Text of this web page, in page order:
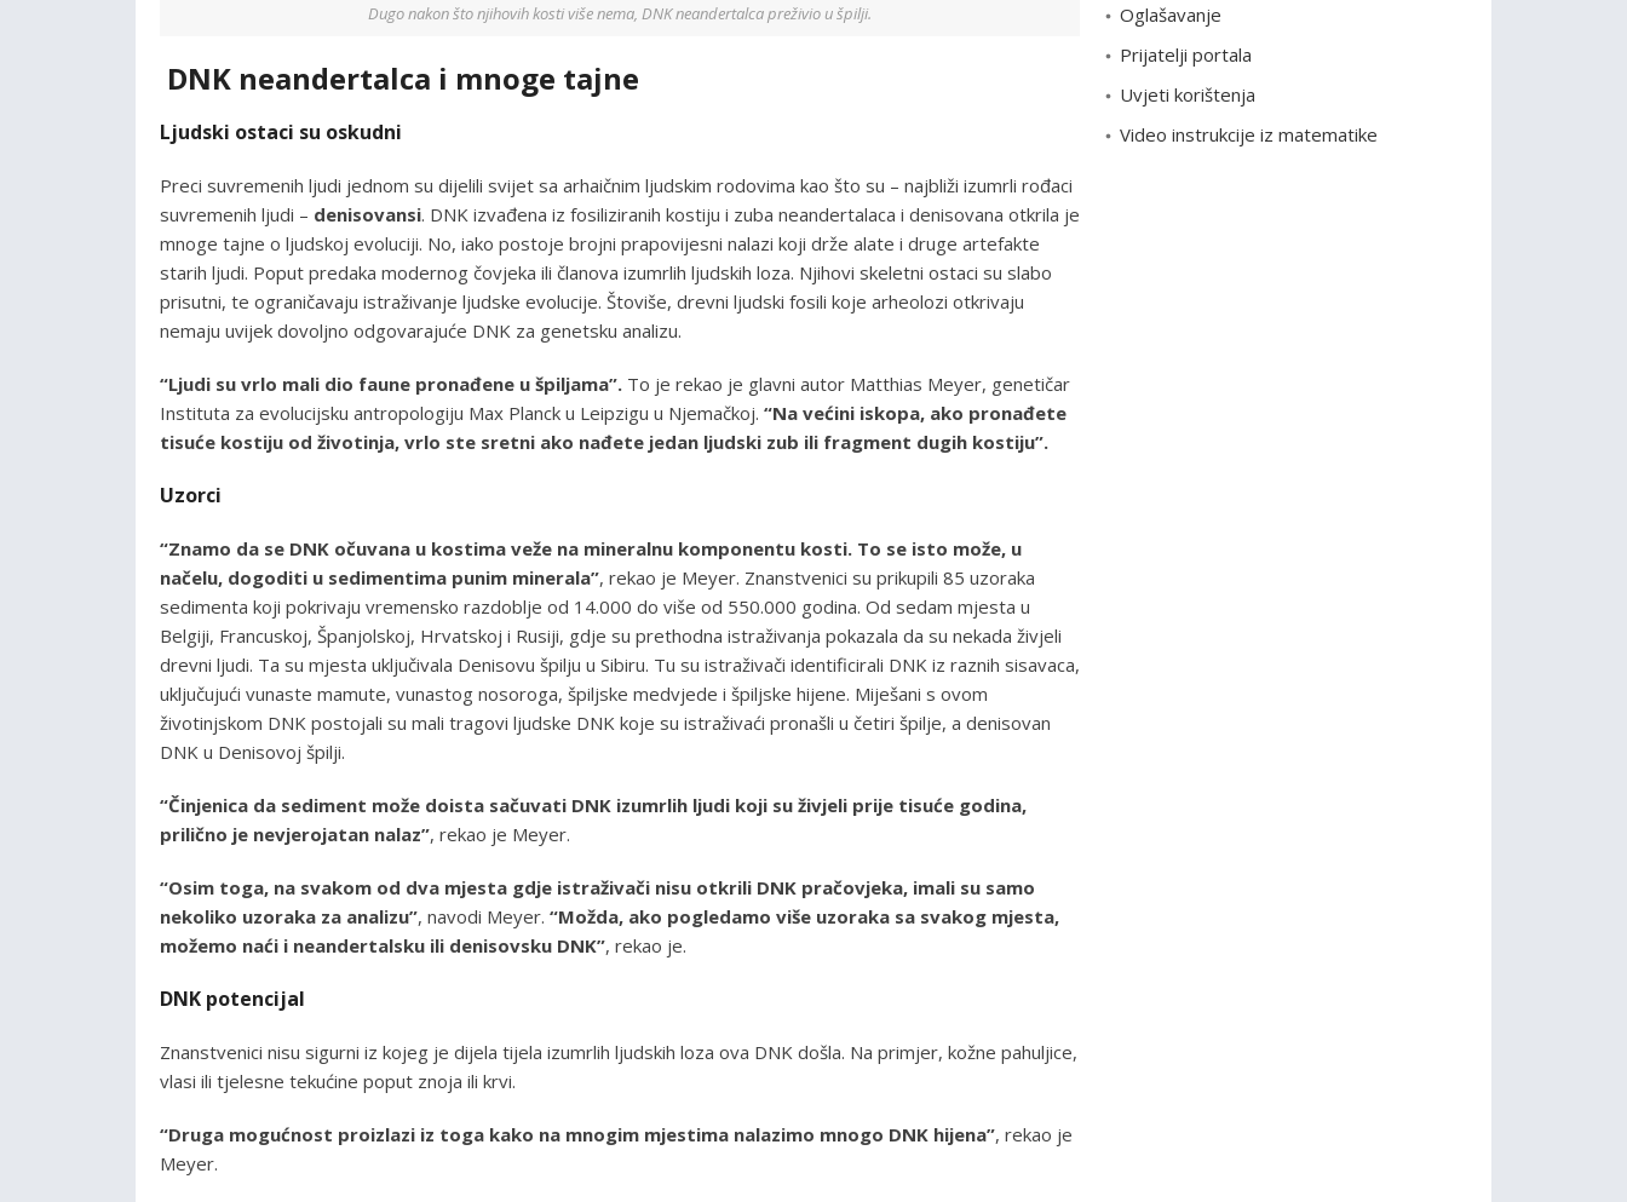
Dugo nakon što njihovih kosti više nema, DNK neandertalca preživio u špilji.
DNK neandertalca i mnoge tajne
Ljudski ostaci su oskudni
Preci suvremenih ljudi jednom su dijelili svijet sa arhaičnim ljudskim rodovima kao što su – najbliži izumrli rođaci
suvremenih ljudi – denisovansi. DNK izvađena iz fosiliziranih kostiju i zuba neandertalaca i denisovana otkrila je
mnoge tajne o ljudskoj evoluciji. No, iako postoje brojni prapovijesni nalazi koji drže alate i druge artefakte
starih ljudi. Poput predaka modernog čovjeka ili članova izumrlih ljudskih loza. Njihovi skeletni ostaci su slabo
prisutni, te ograničavaju istraživanje ljudske evolucije. Štoviše, drevni ljudski fosili koje arheolozi otkrivaju
nemaju uvijek dovoljno odgovarajuće DNK za genetsku analizu.
“Ljudi su vrlo mali dio faune pronađene u špiljama”. To je rekao je glavni autor Matthias Meyer, genetičar
Instituta za evolucijsku antropologiju Max Planck u Leipzigu u Njemačkoj. “Na većini iskopa, ako pronađete
tisuće kostiju od životinja, vrlo ste sretni ako nađete jedan ljudski zub ili fragment dugih kostiju”.
Uzorci
“Znamo da se DNK očuvana u kostima veže na mineralnu komponentu kosti. To se isto može, u
načelu, dogoditi u sedimentima punim minerala”, rekao je Meyer. Znanstvenici su prikupili 85 uzoraka
sedimenta koji pokrivaju vremensko razdoblje od 14.000 do više od 550.000 godina. Od sedam mjesta u
Belgiji, Francuskoj, Španjolskoj, Hrvatskoj i Rusiji, gdje su prethodna istraživanja pokazala da su nekada živjeli
drevni ljudi. Ta su mjesta uključivala Denisovu špilju u Sibiru. Tu su istraživači identificirali DNK iz raznih sisavaca,
uključujući vunaste mamute, vunastog nosoroga, špiljske medvjede i špiljske hijene. Miješani s ovom
životinjskom DNK postojali su mali tragovi ljudske DNK koje su istraživaći pronašli u četiri špilje, a denisovan
DNK u Denisovoj špilji.
“Činjenica da sediment može doista sačuvati DNK izumrlih ljudi koji su živjeli prije tisuće godina,
prilično je nevjerojatan nalaz”, rekao je Meyer.
“Osim toga, na svakom od dva mjesta gdje istraživači nisu otkrili DNK pračovjeka, imali su samo
nekoliko uzoraka za analizu”, navodi Meyer. “Možda, ako pogledamo više uzoraka sa svakog mjesta,
možemo naći i neandertalsku ili denisovsku DNK”, rekao je.
DNK potencijal
Znanstvenici nisu sigurni iz kojeg je dijela tijela izumrlih ljudskih loza ova DNK došla. Na primjer, kožne pahuljice,
vlasi ili tjelesne tekućine poput znoja ili krvi.
“Druga mogućnost proizlazi iz toga kako na mnogim mjestima nalazimo mnogo DNK hijena”, rekao je
Meyer.
i
j
Oglašavanje
Prijatelji portala
Uvjeti korištenja
Video instrukcije iz matematike